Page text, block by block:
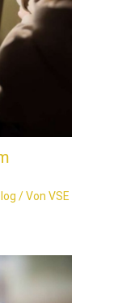
/ Von VSE